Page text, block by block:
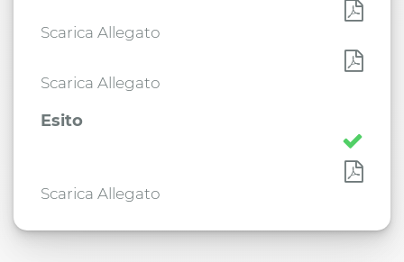
Scarica Allegato
Scarica Allegato
Esito
Scarica Allegato